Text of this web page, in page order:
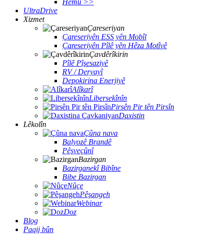
Hemû >>
UltraDrive
Xizmet
Çareseriyan
Çareseriyên ESS yên Mobîl
Çareseriyên Pîlê yên Hêza Motîvê
Çavdêrîkirin
Pîlê Pîşesaziyê
RV / Deryayî
Depokirina Enerjiyê
Alîkarî
Libersekînîn
Pirsên Pir tên Pirsîn
Daxistin
Lêkolîn
Çûna nava
Balyozê Brandê
Pêşveçûnî
Bazirgan
Bazirganekî Bibîne
Bibe Bazirgan
Nûçe
Pêşangeh
Webinar
Doz
Blog
Paqij bûn